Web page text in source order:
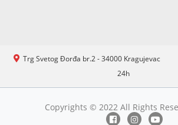
Trg Svetog Đorđa br.2 - 34000 Kragujevac
24h
Copyrights © 2022 All Rights